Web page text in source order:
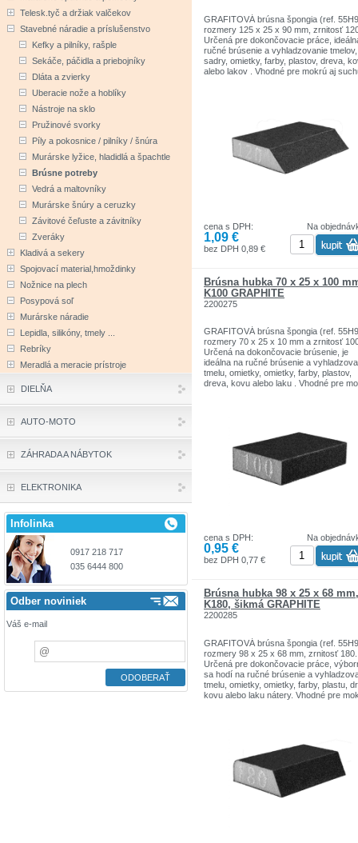
GRAFITOVÁ brúsna špongia (ref.
rozmery 125 x 25 x 90 mm, zrnitosť
Určená pre dokončovacie práce,
ručné brúsenie a vyhladzovanie tmelov,
sadry, omietky, farby, plastov, dreva,
alebo lakov . Vhodné pre mokrú aj
ťažko dostupných miest. Značka
GRAPHITE ponúka široký sortiment
elektrického náradia, ktoré spĺňa
požiadavky profesionálov.
Na
cena s DPH:
1,09 €
bez DPH 0,89 €
Brúsna hubka 70 x 25 x 100
K100 GRAPHITE
2200275
GRAFITOVÁ brúsna špongia (ref.
rozmery 70 x 25 x 10 mm a zrnitosť
Určená na dokončovacie brúsenie, je
ideálna na ručné brúsenie a
tmelu, omietky, omietky, farby, plastov,
dreva, kovu alebo laku . Vhodné pre
miesta je možné špongiu rozrezať na
menšie kúsky. Značka GRAPHITE
široký sortiment elektrického náradia,
spĺňa požiadavky profesionálov.
Na
cena s DPH:
0,95 €
bez DPH 0,77 €
Brúsna hubka 98 x 25 x 68 mm,
K180, šikmá GRAPHITE
2200285
GRAFITOVÁ brúsna špongia (ref.
rozmery 98 x 25 x 68 mm, zrnitosť 180.
Určená pre dokončovacie práce,
sa hodí na ručné brúsenie a
tmelu, omietky, omietky, farby, plastu,
kovu alebo laku nátery. Vhodné pre
dosiahnutie aj na ťažko dostupné
Značka GRAPHITE ponúka široký
sortiment elektrického náradia, ktoré
požiadavky profesionálov.
Telesk.tyč a držiak valčekov
Stavebné náradie a príslušenstvo
Kefky a pilníky, rašple
Sekáče, páčidla a priebojníky
Dláta a zvierky
Uberacie nože a hoblíky
Nástroje na sklo
Pružinové svorky
Píly a pokosnice / pilníky / šnúra
Murárske lyžice, hladidlá a špachtle
Brúsne potreby
Vedrá a maltovníky
Murárske šnúry a ceruzky
Závitové čeľuste a závitníky
Zveráky
Kladivá a sekery
Spojovací material,hmoždinky
Nožnice na plech
Posypová soľ
Murárske náradie
Lepidla, silikóny, tmely ...
Rebríky
Meradlá a meracie prístroje
DIELŇA
AUTO-MOTO
ZÁHRADA A NÁBYTOK
ELEKTRONIKA
Infolinka
0917 218 717
035 6444 800
Odber noviniek
Váš e-mail